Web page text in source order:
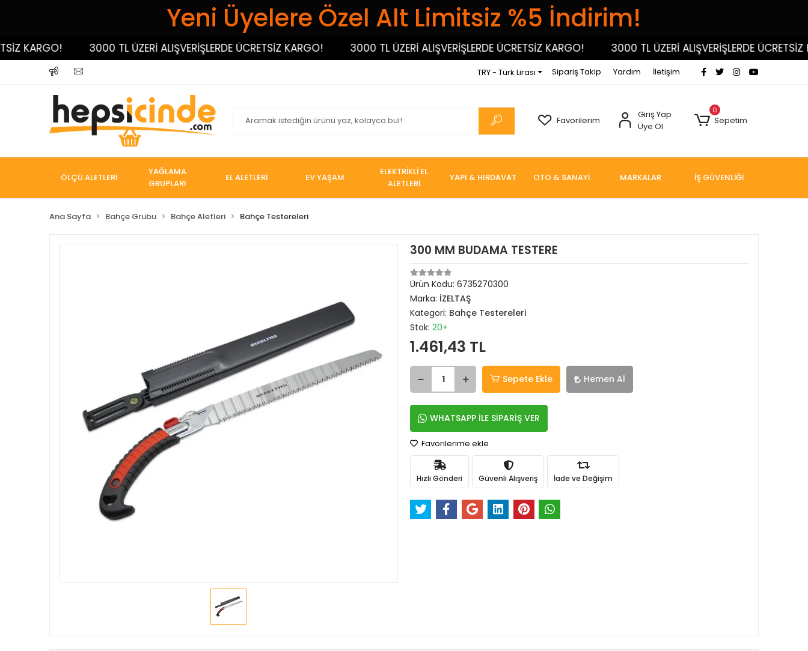
Yeni Üyelere Özel Alt Limitsiz %5 İndirim!
3000 TL ÜZERİ ALIŞVERİŞLERDE ÜCRETSİZ KARGO! 3000 TL ÜZERİ ALIŞVERİŞLERDE ÜCRETSİZ KARGO! 3000 TL ÜZERİ ALIŞVERİŞLERDE ÜCRETSİZ
TRY - Türk Lirası Sipariş Takip Yardım İletişim
Favorilerim
Giriş Yap
Üye Ol
0
Sepetim
ÖLÇÜ ALETLERİ
YAĞLAMA
GRUPLARI
EL ALETLERİ EV YAŞAM
ELEKTRİKLİ EL
ALETLERİ
YAPI & HIRDAVAT OTO & SANAYİ MARKALAR İŞ GÜVENLİĞİ
Ana Sayfa Bahçe Grubu Bahçe Aletleri Bahçe Testereleri
300 MM BUDAMA TESTERE
Ürün Kodu: 6735270300
Marka: İZELTAŞ
Kategori: Bahçe Testereleri
Stok: 20+
1.461,43 TL
Sepete Ekle Hemen Al
WHATSAPP İLE SİPARİŞ VER
Favorilerime ekle
Hızlı Gönderi Güvenli Alışveriş İade ve Değişim